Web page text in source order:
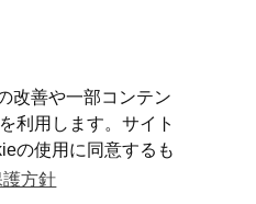
改善や一部コンテン
利用します。サイト
の使用に同意するも
方針